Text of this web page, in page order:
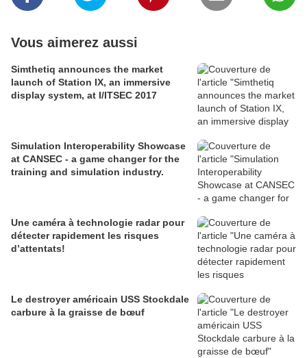
Vous aimerez aussi
Simthetiq announces the market
launch of Station IX, an immersive
display system, at I/ITSEC 2017
Simulation Interoperability Showcase
at CANSEC - a game changer for the
training and simulation industry.
Une caméra à technologie radar pour
détecter rapidement les risques
d’attentats!
Le destroyer américain USS Stockdale
carbure à la graisse de bœuf